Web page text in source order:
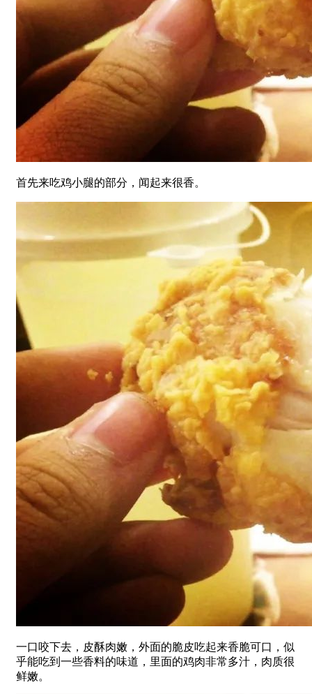
首先来吃鸡小腿的部分，闻起来很香。
一口咬下去，皮酥肉嫩，外面的脆皮吃起来香脆可口，似
乎能吃到一些香料的味道，里面的鸡肉非常多汁，肉质很
鲜嫩。